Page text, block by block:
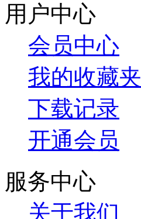
用户中心
会员中心
我的收藏夹
下载记录
开通会员
服务中心
关于我们